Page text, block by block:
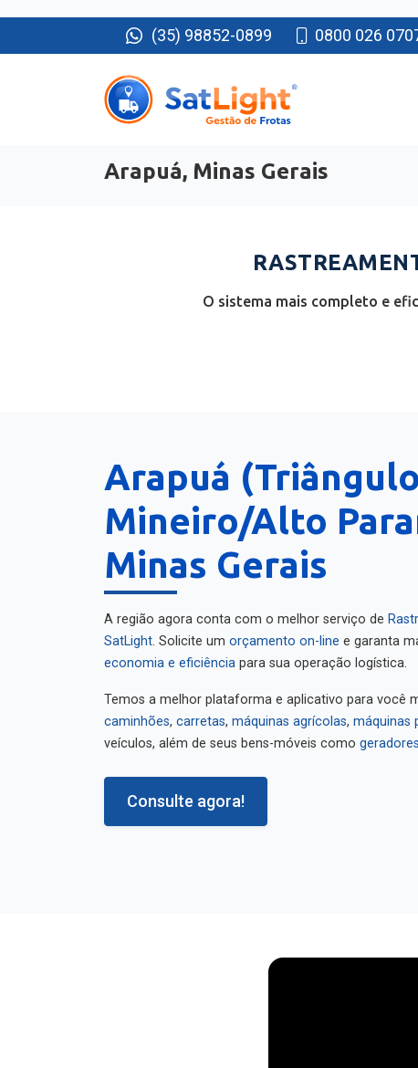
(35) 98852-0899 0800 026
Arapuá, Minas Gerais
O sistema mais completo e
Arapuá (Triângulo
Mineiro/Alto
Minas Gerais
A região agora conta com o melhor serviço de
SatLight
. Solicite um orçamento on-line
e garanta
economia e eficiência
para sua operação logística.
Temos a melhor plataforma e aplicativo para você
caminhões
máquinas agrícolas máquinas
veículos, além de seus bens-móveis como
Consulte agora!